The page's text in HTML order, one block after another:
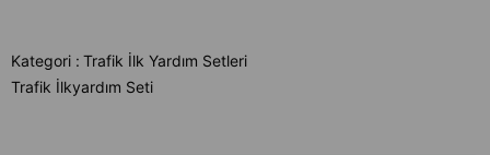
Kategori : Trafik İlk Yardım Setleri
Trafik İlkyardım Seti